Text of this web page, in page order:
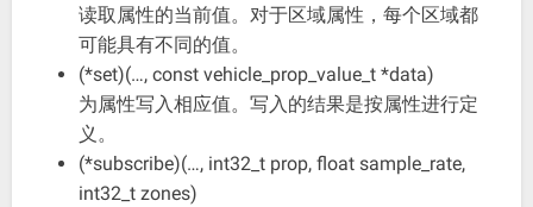
读取属性的当前值。对于区域属性，每个区域都
可能具有不同的值。
(*set)(…, const vehicle_prop_value_t *data)
为属性写入相应值。写入的结果是按属性进行定
义。
(*subscribe)(…, int32_t prop, float sample_rate,
int32_t zones)